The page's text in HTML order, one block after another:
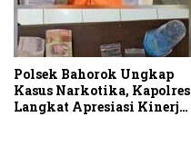
Polsek Bahorok Ungkap
Kasus Narkotika, Kapolres
Langkat Apresiasi Kinerja